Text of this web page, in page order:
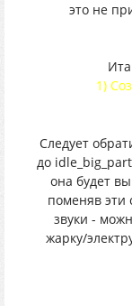
это не
1)
Следует
до
она будет
поменяв эти
звуки -
жарку/